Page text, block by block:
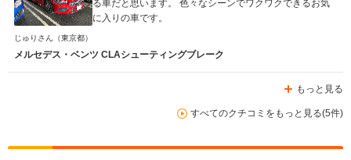
る車だと思います。 色々なシーンでワクワクできるお気
に入りの車です。
じゅりさん （東京都）
メルセデス・ベンツ CLAシューティングブレーク
もっと見る
すべてのクチコミをもっと見る(5件)